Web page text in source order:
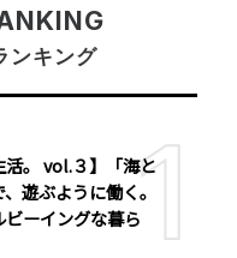
ンキング
活。 vol.３】「海と
遊ぶように働く。
ーイングな暮ら